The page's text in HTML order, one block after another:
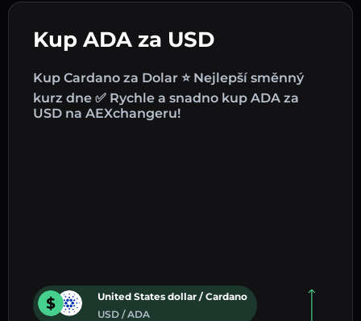
Kup ADA za USD
Kup Cardano za Dolar ⭐ Nejlepší směnný
kurz dne ✅ Rychle a snadno kup ADA za
USD na AEXchangeru!
United States dollar / Cardano
USD / ADA